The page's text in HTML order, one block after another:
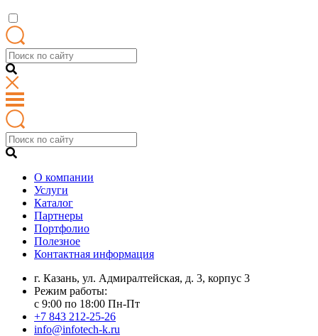
О компании
Услуги
Каталог
Партнеры
Портфолио
Полезное
Контактная информация
г. Казань, ул. Адмиралтейская, д. 3, корпус 3
Режим работы:
с 9:00 по 18:00 Пн-Пт
+7 843 212-25-26
info@infotech-k.ru